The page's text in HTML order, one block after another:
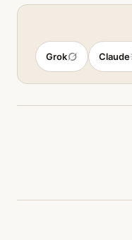
Claude
Grok